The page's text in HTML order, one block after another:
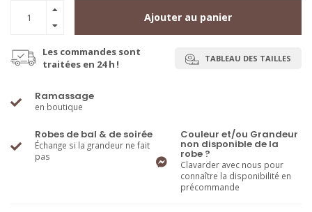
Ajouter au panier
Les commandes sont
traitées en 24 h !
TABLEAU DES TAILLES
Ramassage
en boutique
Robes de bal & de soirée
Échange si la grandeur ne fait
pas
Couleur et/ou Grandeur
non disponible de la
robe ?
Clavarder avec nous pour
connaître la disponibilité en
précommande